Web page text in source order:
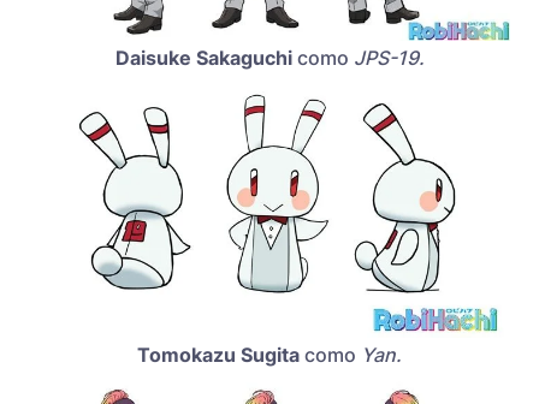
Daisuke Sakaguchicomo JPS-19.
Tomokazu Sugita como Yan.